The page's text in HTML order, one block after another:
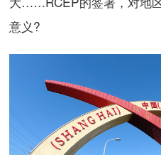
意义?